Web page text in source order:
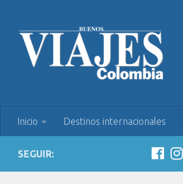
Inicio Destinos internacionales
SEGUIR: